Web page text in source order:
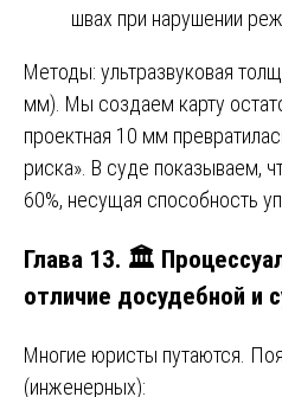
швах при нарушении
Методы: ультразвуковая
мм). Мы создаем карту
проектная 10 мм
риска». В суде показываем,
60%, несущая способность
Глава 13. 🏛️
отличие досудебной и
Многие юристы путаются.
(инженерных):